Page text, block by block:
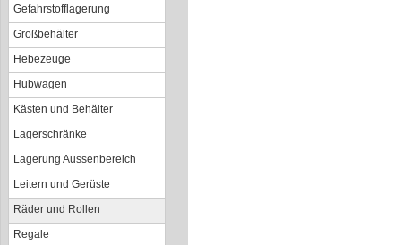
Gefahrstofflagerung
Großbehälter
Hebezeuge
Hubwagen
Kästen und Behälter
Lagerschränke
Lagerung Aussenbereich
Leitern und Gerüste
Räder und Rollen
Regale